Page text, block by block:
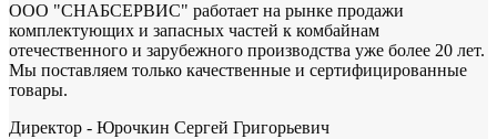
ООО "СНАБСЕРВИС" работает на рынке продажи
комплектующих и запасных частей к комбайнам
отечественного и зарубежного производства уже более 20 лет.
Мы поставляем только качественные и сертифицированные
товары.
Директор - Юрочкин Сергей Григорьевич